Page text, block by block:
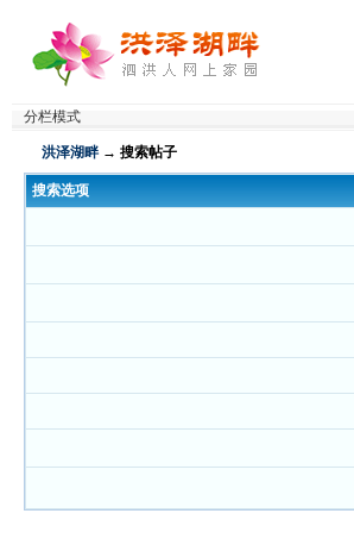
分栏模式
洪泽湖畔 → 搜索帖子
搜索选项